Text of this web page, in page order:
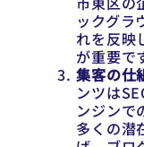
ックグラ
れを反映
が重要で
集客の仕
ンツは
ンジンで
多くの潜